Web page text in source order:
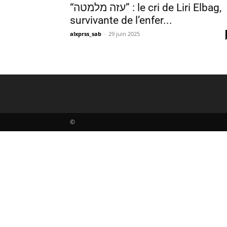
“עזה מלמטה” : le cri de Liri Elbag,
survivante de l’enfer...
alxprss_sab - 29 juin 2025
©